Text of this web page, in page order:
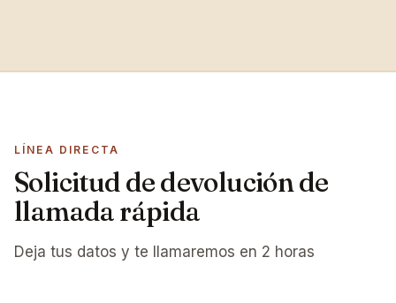
LÍNEA DIRECTA
Solicitud de devolución de
llamada rápida
Deja tus datos y te llamaremos en 2 horas